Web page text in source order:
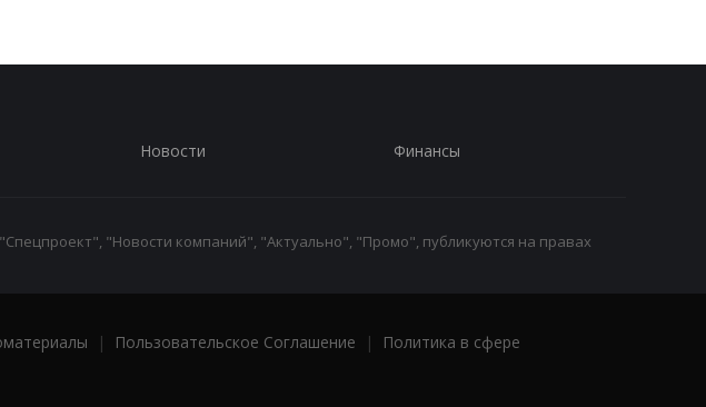
Новости Финансы
"Новости компаний", "Актуально", "Промо", публикуются на правах
| Пользовательское Соглашение |
Политика в сфере